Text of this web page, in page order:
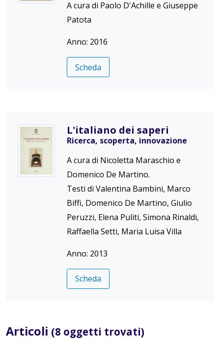
A cura di Paolo D'Achille e Giuseppe
Patota
Anno: 2016
Scheda
L'italiano dei saperi
Ricerca, scoperta, innovazione
A cura di Nicoletta Maraschio e
Domenico De Martino.
Testi di Valentina Bambini, Marco
Biffi, Domenico De Martino, Giulio
Peruzzi, Elena Puliti, Simona Rinaldi,
Raffaella Setti, Maria Luisa Villa
Anno: 2013
Scheda
Articoli (8 oggetti trovati)